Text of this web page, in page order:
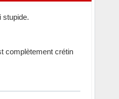
stupide.
complètement crétin